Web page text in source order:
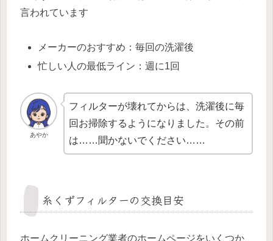
言われています
メーカーのおすすめ：毎回の洗濯後
忙しい人の最低ライン：週に1回
あやか
フィルターが壊れてからは、洗濯後に毎
回お掃除するようになりました。その前
は……聞かないでください……
糸くずフィルターの交換目安
ホームクリーニング業者のホームページをいくつか